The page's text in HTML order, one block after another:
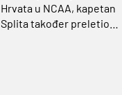
Hrvata u NCAA, kapetan
Splita također preletio